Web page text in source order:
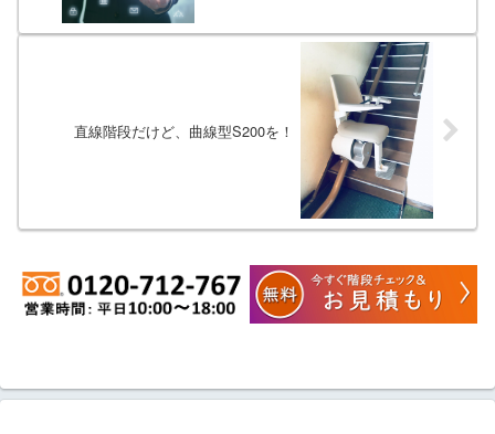
直線階段だけど、曲線型S200を！